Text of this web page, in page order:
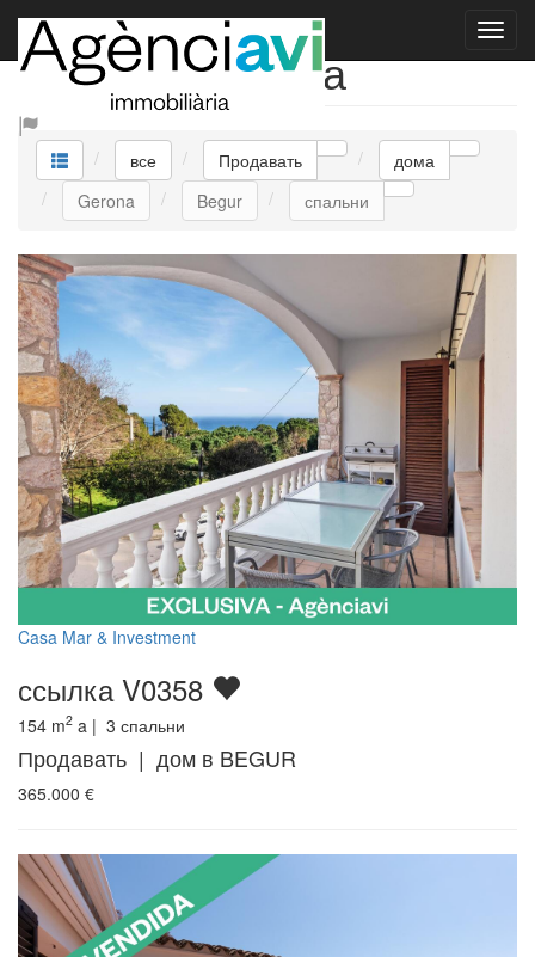
Продавать дома
все Продавать
дома
Gerona
Begur спальни
Casa Mar & Investment
ссылка V0358
154 m2 a | 3 спальни
Продавать | дом в BEGUR
365.000 €